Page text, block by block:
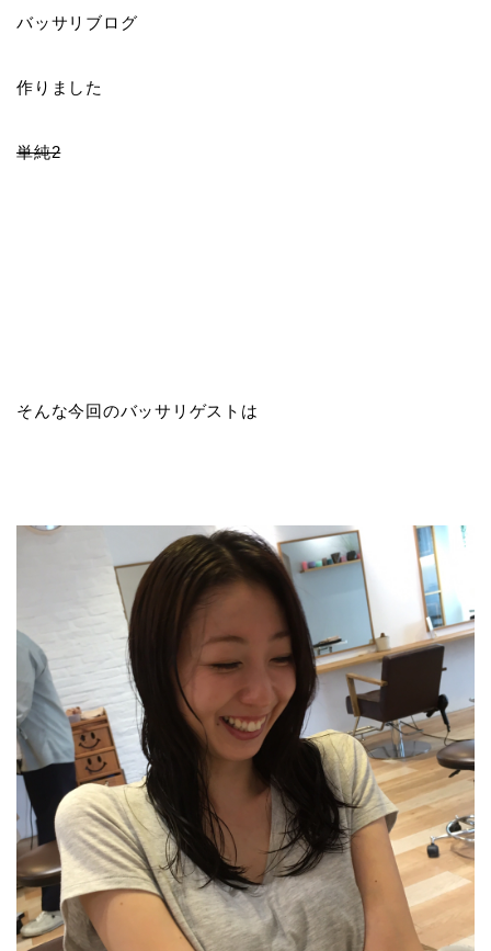
バッサリブログ
作りました
単純2
そんな今回のバッサリゲストは